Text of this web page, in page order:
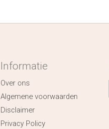
Informatie
Over ons
Algemene voorwaarden
Disclaimer
Privacy Policy